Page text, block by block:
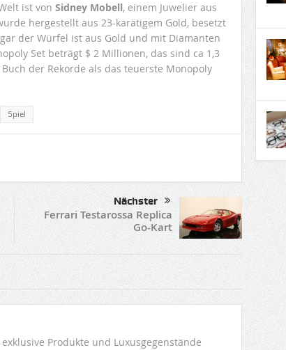
ist von Sidney Mobell, einem Juwelier aus
hergestellt aus 23-karätigem Gold, besetzt
der Würfel ist aus Gold und mit Diamanten
Set beträgt $ 2 Millionen, das sind ca 1,3
der Rekorde als das teuerste Monopoly
Spiel
Nächster
Ferrari Testarossa Replica
Go-Kart
Produkte und Luxusgegenstände